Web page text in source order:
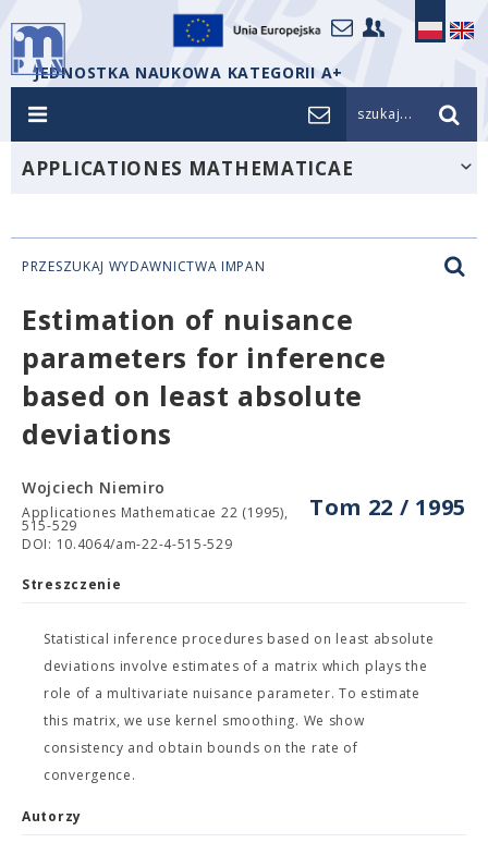
JEDNOSTKA NAUKOWA KATEGORII A+
szukaj...
APPLICATIONES MATHEMATICAE
PRZESZUKAJ WYDAWNICTWA IMPAN
Estimation of nuisance
parameters for inference
based on least absolute
deviations
Tom 22 / 1995
Wojciech Niemiro
Applicationes Mathematicae 22 (1995),
515-529
DOI: 10.4064/am-22-4-515-529
Streszczenie
Statistical inference procedures based on least absolute
deviations involve estimates of a matrix which plays the
role of a multivariate nuisance parameter. To estimate
this matrix, we use kernel smoothing. We show
consistency and obtain bounds on the rate of
convergence.
Autorzy